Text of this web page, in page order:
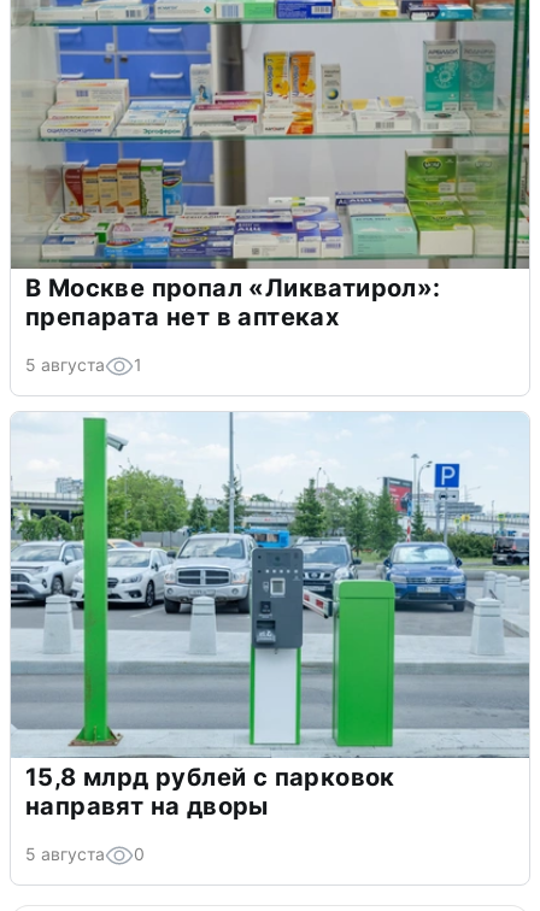
В Москве пропал «Ликватирол»:
препарата нет в аптеках
5 августа 1
15,8 млрд рублей с парковок
направят на дворы
5 августа 0